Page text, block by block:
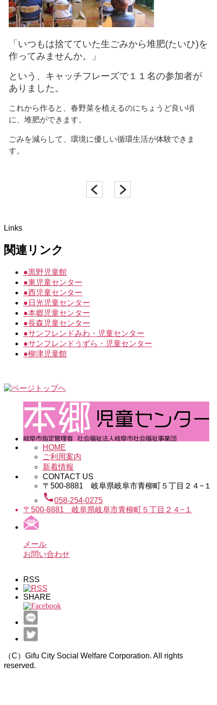
「いつもは捨てていた生ごみから堆肥(たいひ)を
作ってみませんか。」
という、キャッチフレーズで １１名の参加者が
ありました。
これから作ると、春野菜を植えるのにちょうど良い頃
に、堆肥ができます。
ごみを減らして、環境に優しい循環生活が体験できま
す。
Links
関連リンク
●黒野児童館
●東児童センター
●西児童センター
● 日光児童センター
●本郷児童センター
●長森児童センター
●サンフレンドみわ・児童センター
●サンフレンドうずら・児童センター
●柳津児童館
HOME
ご利用案内
新着情報
CONTACT US
〒500-8881 岐阜県岐阜市青柳町５丁目２４−１
call058-254-0275
〒500-8881 岐阜県岐阜市青柳町５丁目２４−１
メール
お問い合わせ
RSS
SHARE
（C）Gifu City Social Welfare Corporation. All rights
reserved.